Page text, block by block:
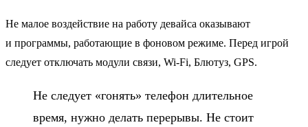
Не малое воздействие на работу девайса оказывают
и программы, работающие в фоновом режиме. Перед игрой
следует отключать модули связи, Wi-Fi, Блютуз, GPS.
Не следует «гонять» телефон длительное
время, нужно делать перерывы. Не стоит